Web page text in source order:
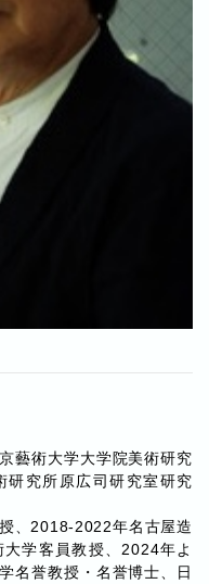
藝術大学大学院美術研究
研究所原広司研究室研究
、2018-2022年名古屋造
学客員教授、2024年よ
名誉教授・名誉博士、日